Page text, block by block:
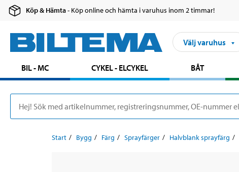
Köp & Hämta- Köp online och hämta i varuhus inom 2 timmar!
Välj varuhus
BIL - MC CYKEL - ELCYKEL BÅT
Start Bygg Färg Sprayfärger Halvblank sprayfärg